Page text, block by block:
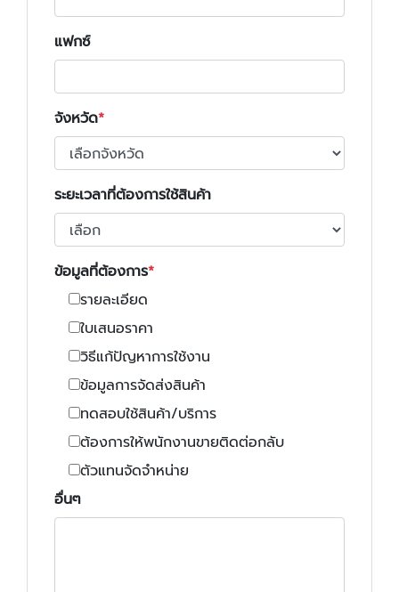
แฟกซ์
จังหวัด
ระยะเวลาที่ต้องการใช้สินค้า
ข้อมูลที่ต้องการ
รายละเอียด
ใบเสนอราคา
วิธีแก้ปัญหาการใช้งาน
ข้อมูลการจัดส่งสินค้า
ทดสอบใช้สินค้า/บริการ
ต้องการให้พนักงานขายติดต่อกลับ
ตัวแทนจัดจำหน่าย
อื่นๆ